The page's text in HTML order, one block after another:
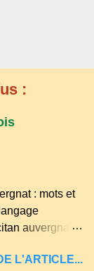
:
: mots et
auvergnat ,
et dans
L'ARTICLE...